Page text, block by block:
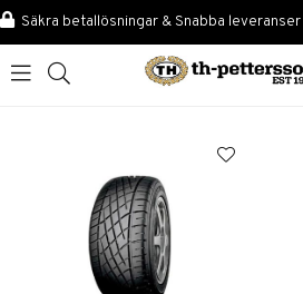
Säkra betallösningar & Snabba leveranser